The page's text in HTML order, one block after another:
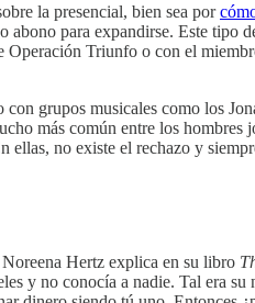
la presencial, bien sea por
abono para expandirse. Este
Operación Triunfo o con el
grupos musicales como los
más común entre los
no existe el rechazo y
Hertz explica en su libro
y no conocía a nadie. Tal era